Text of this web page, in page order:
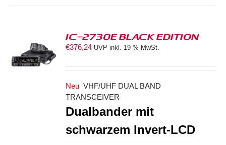
IC-2730E BLACK EDITION
€376,24 UVP inkl. 19 % MwSt.
Neu VHF/UHF DUAL BAND
TRANSCEIVER
Dualbander mit
schwarzem Invert-LCD